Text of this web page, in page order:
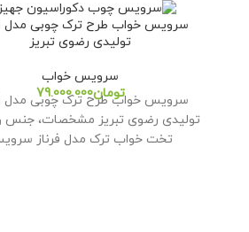
سرویس خواب طرح ترک چوبی مدل
تولیدی رضوی تبریز
سرویس خواب
تومان
سرویس خواب طرح ترک چوبی مدل
تولیدی رضوی تبریز مشخصات، جنس
تخت خواب ترک مدل فرناز